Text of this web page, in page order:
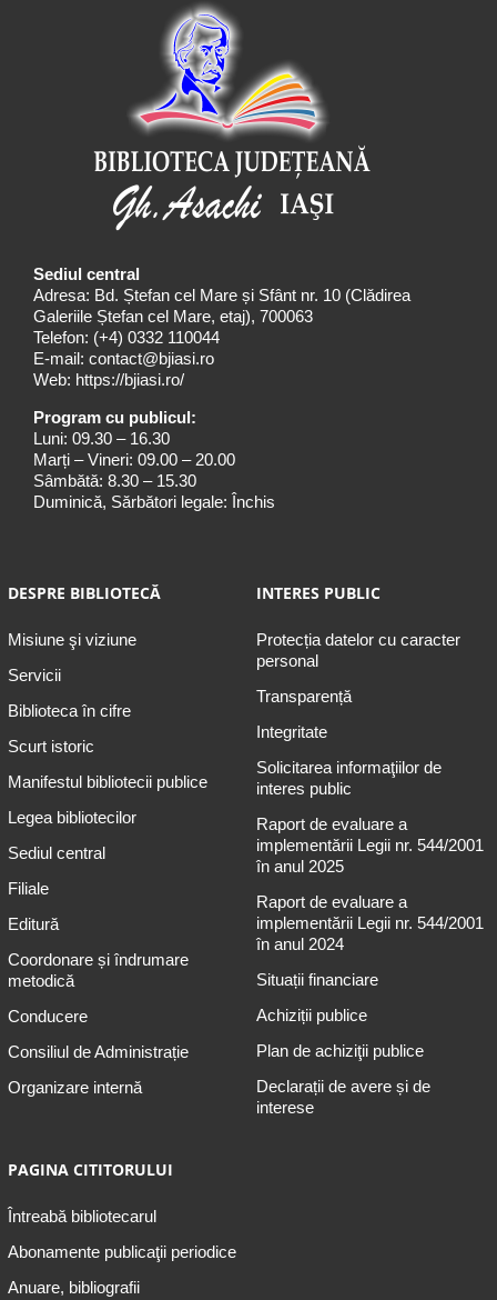
Sediul central
Adresa: Bd. Ștefan cel Mare și Sfânt nr. 10 (Clădirea
Galeriile Ștefan cel Mare, etaj), 700063
Telefon: (+4) 0332 110044
E-mail: contact@bjiasi.ro
Web: https://bjiasi.ro/
Program cu publicul:
Luni: 09.30 – 16.30
Marți – Vineri: 09.00 – 20.00
Sâmbătă: 8.30 – 15.30
Duminică, Sărbători legale: Închis
DESPRE BIBLIOTECĂ
Misiune şi viziune
Servicii
Biblioteca în cifre
Scurt istoric
Manifestul bibliotecii publice
Legea bibliotecilor
Sediul central
Filiale
Editură
Coordonare și îndrumare
metodică
Conducere
Consiliul de Administrație
Organizare internă
INTERES PUBLIC
Protecția datelor cu caracter
personal
Transparență
Integritate
Solicitarea informaţiilor de
interes public
Raport de evaluare a
implementării Legii nr. 544/2001
în anul 2025
Raport de evaluare a
implementării Legii nr. 544/2001
în anul 2024
Situații financiare
Achiziții publice
Plan de achiziţii publice
Declarații de avere și de
interese
PAGINA CITITORULUI
Întreabă bibliotecarul
Abonamente publicaţii periodice
Anuare, bibliografii